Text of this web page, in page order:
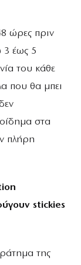
ώρες πριν
3 έως 5
του κάθε
που θα μπει
στα
πλήρη
stickies
της